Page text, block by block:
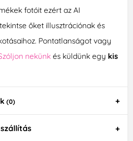
fotóit ezért az AI
őket illusztrációnak és
Pontatlanságot vagy
nekünkés küldünk egy kis
(0)